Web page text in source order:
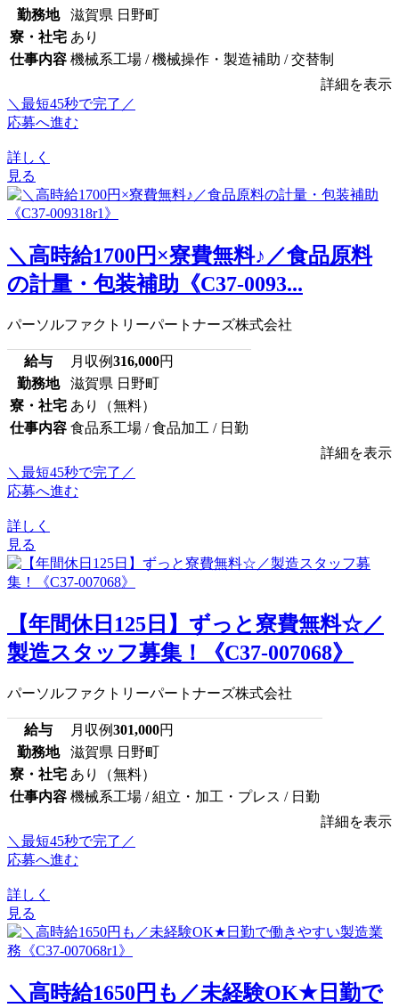
勤務地
滋賀県 日野町
寮・社宅 あり
仕事内容 機械系工場 / 機械操作・製造補助 / 交替制
詳細を表示
＼最短45秒で完了／
応募へ進む
詳しく
見る
＼高時給1700円×寮費無料♪／食品原料
の計量・包装補助《C37-0093...
パーソルファクトリーパートナーズ株式会社
給与 月収例316,000円
勤務地
滋賀県 日野町
寮・社宅 あり（無料）
仕事内容 食品系工場 / 食品加工 / 日勤
詳細を表示
＼最短45秒で完了／
応募へ進む
詳しく
見る
【年間休日125日】ずっと寮費無料☆／
製造スタッフ募集！《C37-007068》
パーソルファクトリーパートナーズ株式会社
給与 月収例301,000円
勤務地
滋賀県 日野町
寮・社宅 あり（無料）
仕事内容 機械系工場 / 組立・加工・プレス / 日勤
詳細を表示
＼最短45秒で完了／
応募へ進む
詳しく
見る
＼高時給1650円も／未経験OK★日勤で